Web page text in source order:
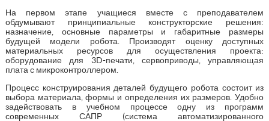
На первом этапе учащиеся вместе с преподавателем
обдумывают принципиальные конструкторские решения:
назначение, основные параметры и габаритные размеры
будущей модели робота. Производят оценку доступных
материальных ресурсов для осуществления проекта:
оборудование для 3D-печати, сервоприводы, управляющая
плата с микроконтроллером.
Процесс конструирования деталей будущего робота состоит из
выбора материала, формы и определения их размеров. Удобно
задействовать в учебном процессе одну из программ
современных САПР (система автоматизированного